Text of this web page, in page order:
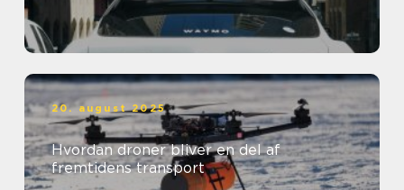
20. august 2025
Hvordan droner bliver en del af
fremtidens transport